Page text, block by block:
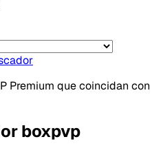
Premium que coincidan con
boxpvp